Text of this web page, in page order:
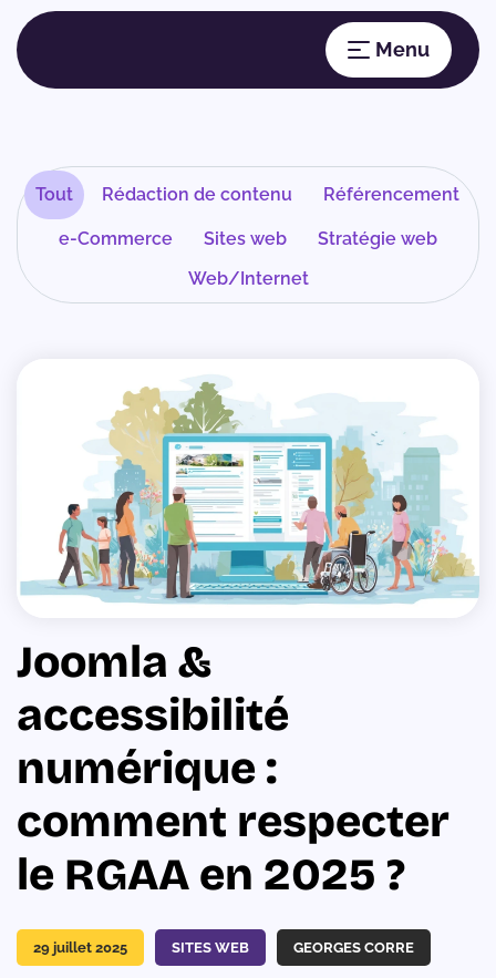
Tout Rédaction de contenu Référencement
e-Commerce Sites web
Stratégie web
Web/Internet
Joomla &
accessibilité
numérique :
comment respecter
le RGAA en 2025 ?
GEORGES CORRE
SITES WEB
29 juillet 2025